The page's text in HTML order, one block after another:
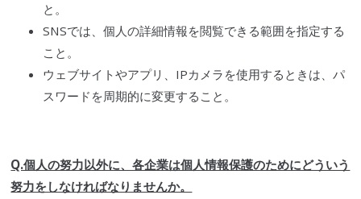
と。
SNSでは、個人の詳細情報を閲覧できる範囲を指定する
こと。
ウェブサイトやアプリ、IPカメラを使用するときは、パ
スワードを周期的に変更すること。
Q.個人の努力以外に、各企業は個人情報保護のためにどういう
努力をしなければなりませんか。